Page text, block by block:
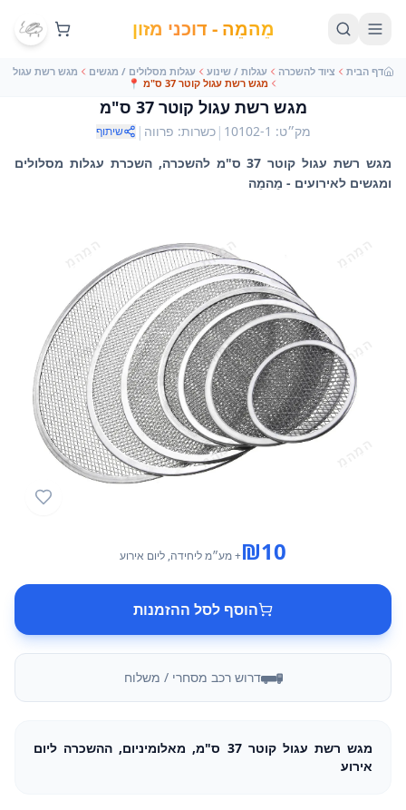
מֵהמֵה - דוכני מזון
דף הבית ציוד להשכרה עגלות / שינוע עגלות מסלולים / מגשים
מגש רשת עגול
מגש רשת עגול קוטר 37 ס"מ
📍
מגש רשת עגול קוטר 37 ס"מ
מק״ט:
10102-1
|כשרות: פרווה | שיתוף
מגש רשת עגול קוטר 37 ס"מ להשכרה, השכרת עגלות מסלולים
ומגשים לאירועים - מֵהמֵה
₪10 + מע״מליחידה, ליום אירוע
הוסף לסל ההזמנות
דרוש רכב מסחרי / משלוח
מגש רשת עגול קוטר 37 ס"מ, מאלומיניום, ההשכרה ליום
אירוע